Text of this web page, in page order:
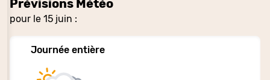
Prévisions Météo
pour le 15 juin :
Journée entière